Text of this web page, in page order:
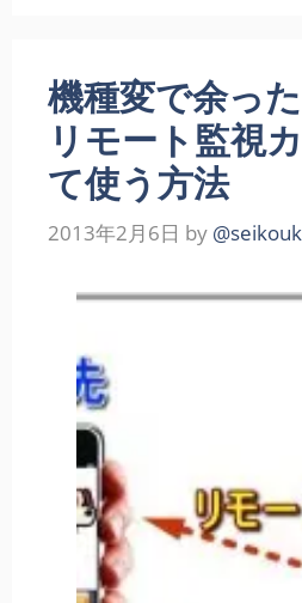
機種変で余っ
リモート監視
て使う方法
2013年2月6日 by